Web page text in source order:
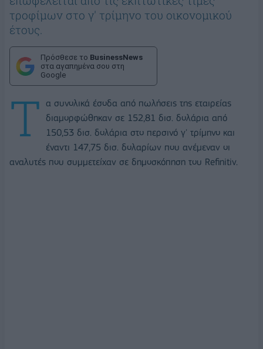
τροφίμων στο γ' τρίμηνο του οικονομικού
έτους.
Πρόσθεσε το BusinessNews
στα αγαπημένα σου στη
Google
Τ
α συνολικά έσοδα από πωλήσεις της εταιρείας
διαμορφώθηκαν σε 152,81 δισ. δολάρια από
150,53 δισ. δολάρια στο περσινό γ' τρίμηνο και
έναντι 147,75 δισ. δολαρίων που ανέμεναν οι
αναλυτές που συμμετείχαν σε δημοσκόπηση του Refinitiv.